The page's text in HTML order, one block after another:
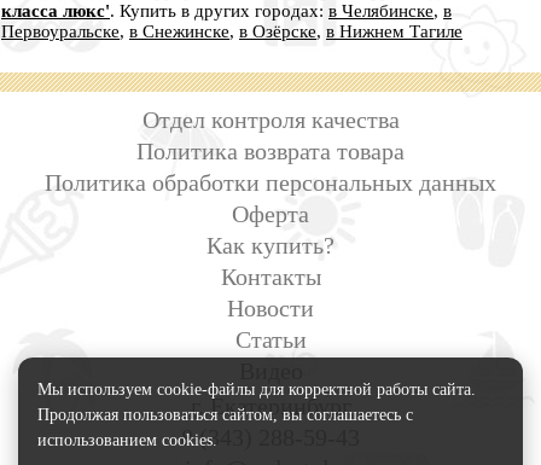
класса люкс'. Купить в других городах: в Челябинске, в
Первоуральске, в Снежинске, в Озёрске, в Нижнем Тагиле
Отдел контроля качества
Политика возврата товара
Политика обработки персональных данных
Оферта
Как купить?
Контакты
Новости
Статьи
г. Екатеринбург
8 (343) 288-59-43
Мы используем cookie-файлы для корректной работы сайта.
Продолжая пользоваться сайтом, вы соглашаетесь с
использованием cookies.